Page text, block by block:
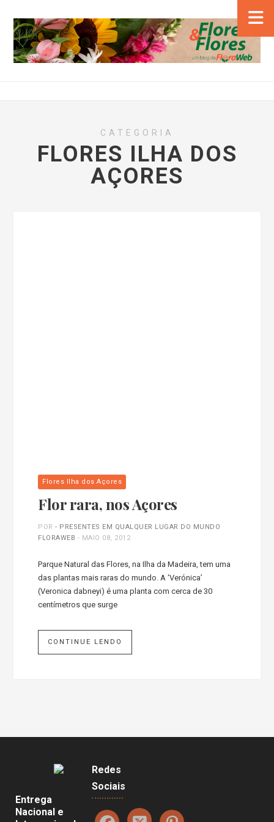
CATEGORIA
FLORES ILHA DOS
AÇORES
Flores Ilha dos Açores
Flor rara, nos Açores
POR- PRESENTES EM QUALQUER LUGAR DO MUNDO
FLORAWEB - MAIO 08, 2012
Parque Natural das Flores, na Ilha da Madeira, tem uma
das plantas mais raras do mundo. A ‘Verónica’
(Veronica dabneyi) é uma planta com cerca de 30
centímetros que surge
CONTINUE LENDO
Entrega
Nacional e
Redes
Sociais